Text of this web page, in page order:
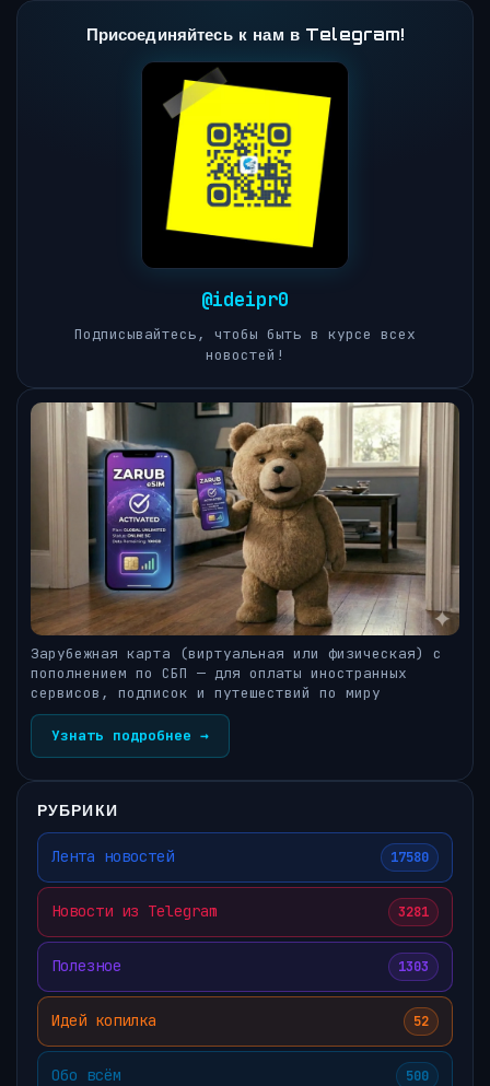
Присоединяйтесь к нам в Telegram!
@ideipr0
Подписывайтесь, чтобы быть в курсе всех
новостей!
Зарубежная карта (виртуальная или физическая) с
пополнением по СБП — для оплаты иностранных
сервисов, подписок и путешествий по миру
Узнать подробнее →
РУБРИКИ
Лента новостей 17580
Новости из Telegram 3281
Полезное 1303
Идей копилка 52
Обо всём 500